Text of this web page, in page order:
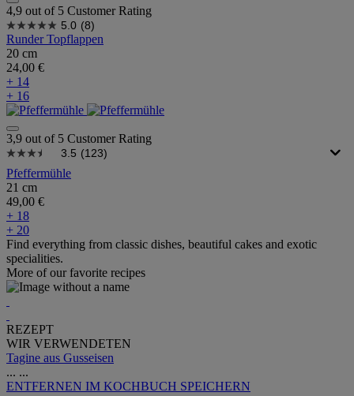
4,9 out of 5 Customer Rating
5.0 (8)
Runder Topflappen
20 cm
24,00 €
+ 14
+ 16
3,9 out of 5 Customer Rating
3.5 (123)
Pfeffermühle
21 cm
49,00 €
+ 18
+ 20
Find everything from classic dishes, beautiful cakes and exotic
specialities.
More of our favorite recipes
REZEPT
WIR VERWENDETEN
Tagine aus Gusseisen
... ...
ENTFERNEN IM KOCHBUCH SPEICHERN